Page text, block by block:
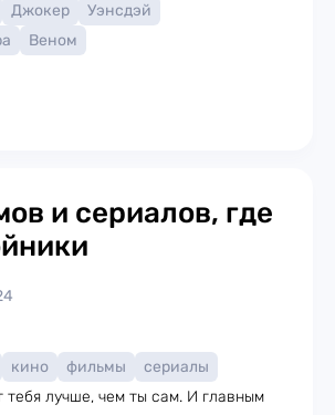
Джокер
Уэнсдэй
Веном
и сериалов, где
кино фильмы
сериалы
тебя лучше, чем ты сам. И главным